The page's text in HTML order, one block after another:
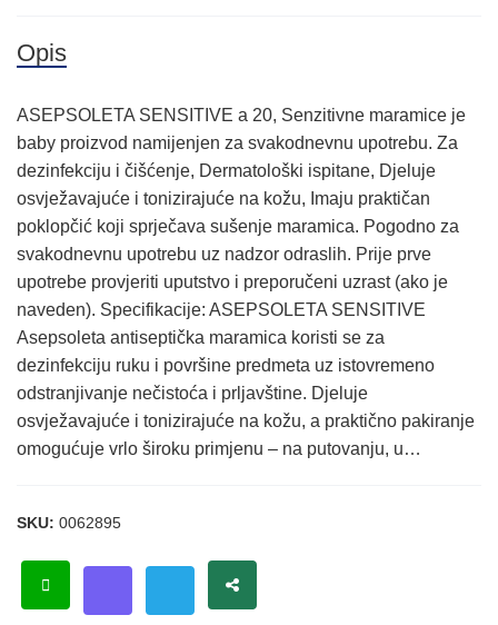
Opis
ASEPSOLETA SENSITIVE a 20, Senzitivne maramice je
baby proizvod namijenjen za svakodnevnu upotrebu. Za
dezinfekciju i čišćenje, Dermatološki ispitane, Djeluje
osvježavajuće i tonizirajuće na kožu, Imaju praktičan
poklopčić koji sprječava sušenje maramica. Pogodno za
svakodnevnu upotrebu uz nadzor odraslih. Prije prve
upotrebe provjeriti uputstvo i preporučeni uzrast (ako je
naveden). Specifikacije: ASEPSOLETA SENSITIVE
Asepsoleta antiseptička maramica koristi se za
dezinfekciju ruku i površine predmeta uz istovremeno
odstranjivanje nečistoća i prljavštine. Djeluje
osvježavajuće i tonizirajuće na kožu, a praktično pakiranje
omogućuje vrlo široku primjenu – na putovanju, u…
SKU: 0062895